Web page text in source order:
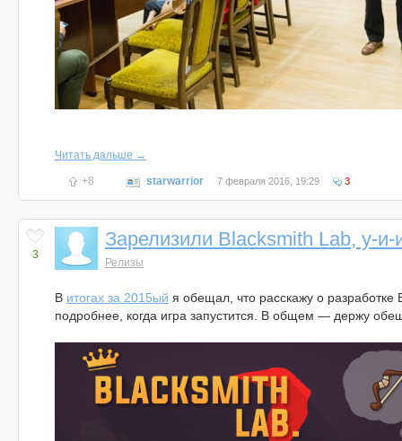
Читать дальше →
+8 starwarrior 7 февраля 2016, 19:29 3
Зарелизили Blacksmith Lab, у-и-
3
Релизы
В итогах за 2015ый я обещал, что расскажу о разработке
подробнее, когда игра запустится. В общем — держу